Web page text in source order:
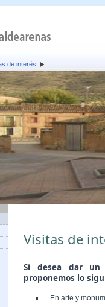
de interés
Visitas de
Si desea dar
proponemos lo
En arte y